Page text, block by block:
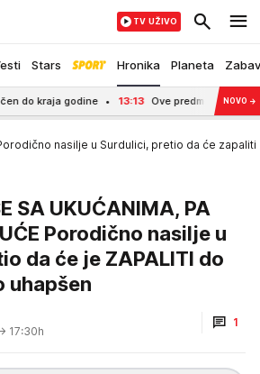
Stars Hronika Planeta
TV UŽIVO
kraja godine 13:13 Ove predmete nikako ne
NOVO →
nasilje u Surdulici, pretio da će zapaliti
SA UKUĆANIMA, PA
Porodično nasilje u
da će je ZAPALITI do
uhapšen
17:30h
1